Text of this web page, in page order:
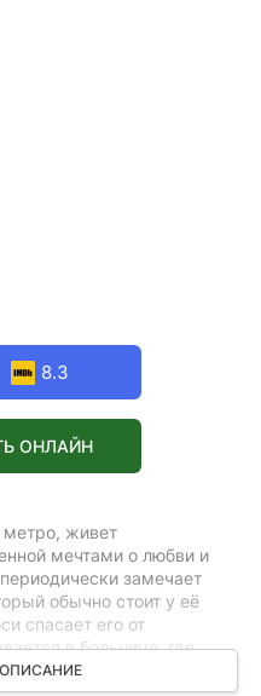
8.3
ОНЛАЙН
живет
мечтами о любви и
замечает
обычно стоит у её
спасает его от
в больнице, где
недоразумения.